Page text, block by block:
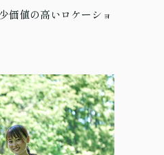
価値の高いロケーショ